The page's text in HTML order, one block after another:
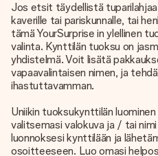
Jos etsit täydellistä
kaverille tai pariskunnalle, tai
tämä YourSurprise in ylellinen
valinta. Kynttilän tuoksu on
yhdistelmä. Voit lisätä
vapaavalintaisen nimen, ja
ihastuttavamman.
Uniikin tuoksukynttilän
valitsemasi valokuva ja / tai
luonnoksesi kynttilään ja
osoitteeseen. Luo omasi